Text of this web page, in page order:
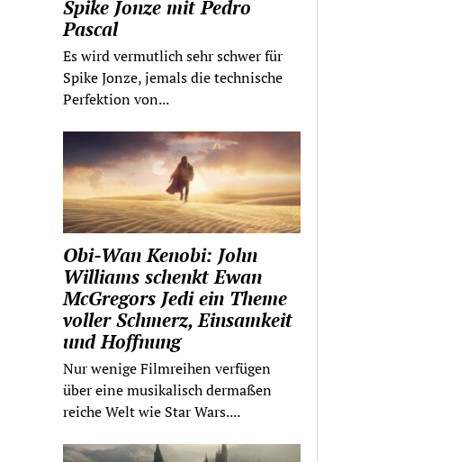
Spike Jonze mit Pedro
Pascal
Es wird vermutlich sehr schwer für
Spike Jonze, jemals die technische
Perfektion von...
Obi-Wan Kenobi: John
Williams schenkt Ewan
McGregors Jedi ein Theme
voller Schmerz, Einsamkeit
und Hoffnung
Nur wenige Filmreihen verfügen
über eine musikalisch dermaßen
reiche Welt wie Star Wars....